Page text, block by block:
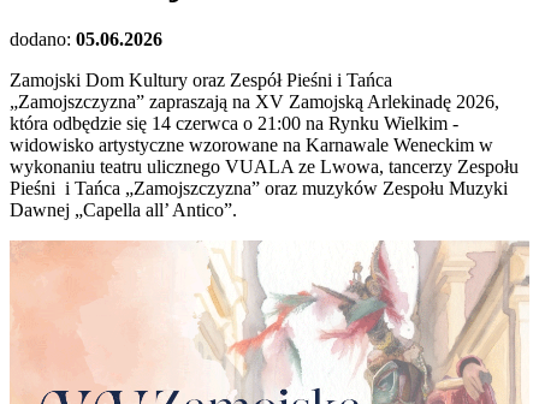
dodano: 05.06.2026
Zamojski Dom Kultury oraz Zespół Pieśni i Tańca
„Zamojszczyzna” zapraszają na XV Zamojską Arlekinadę 2026,
która odbędzie się 14 czerwca o 21:00 na Rynku Wielkim -
widowisko artystyczne wzorowane na Karnawale Weneckim w
wykonaniu teatru ulicznego VUALA ze Lwowa, tancerzy Zespołu
Pieśni i Tańca „Zamojszczyzna” oraz muzyków Zespołu Muzyki
Dawnej „Capella all’ Antico”.